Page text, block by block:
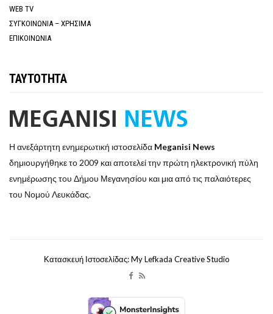
WEB TV
ΣΥΓΚΟΙΝΩΝΙΑ – ΧΡΗΣΙΜΑ
ΕΠΙΚΟΙΝΩΝΙΑ
ΤΑΥΤΟΤΗΤΑ
Η ανεξάρτητη ενημερωτική ιστοσελίδα Meganisi News
δημιουργήθηκε το 2009 και αποτελεί την πρώτη ηλεκτρονική πύλη
ενημέρωσης του Δήμου Μεγανησίου και μια από τις παλαιότερες
του Νομού Λευκάδας.
Κατασκευή Ιστοσελίδας: My Lefkada Creative Studio